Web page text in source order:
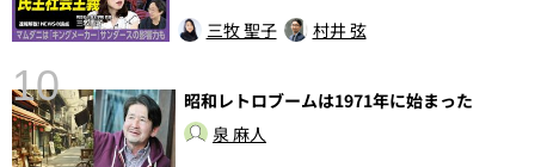
三牧 聖子 村井 弦
10
昭和レトロブームは1971年に始まった
泉 麻人